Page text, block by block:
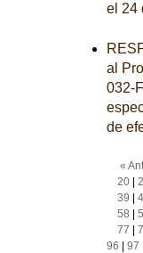
el 24
al
032-
de
«
20|
39
58
77
96
97